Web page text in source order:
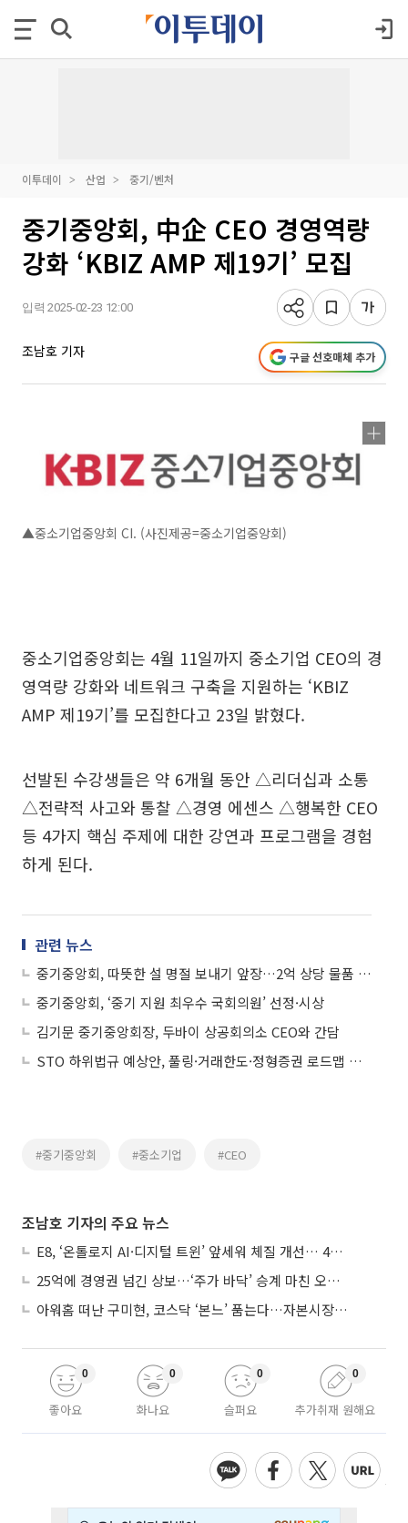
이투데이 산업 중기/벤처
중기중앙회, 中企 CEO 경영역량
강화 ‘KBIZ AMP 제19기’ 모집
입력 2025-02-23 12:00
조남호 기자 구글 선호매체 추가
▲중소기업중앙회 CI. (사진제공=중소기업중앙회)
중소기업중앙회는 4월 11일까지 중소기업 CEO의 경
영역량 강화와 네트워크 구축을 지원하는 ‘KBIZ
AMP 제19기’를 모집한다고 23일 밝혔다.
선발된 수강생들은 약 6개월 동안 △리더십과 소통
△전략적 사고와 통찰 △경영 에센스 △행복한 CEO
등 4가지 핵심 주제에 대한 강연과 프로그램을 경험
하게 된다.
관련 뉴스
중기중앙회, 따뜻한 설 명절 보내기 앞장…2억 상당 물품 소외계층 전달
중기중앙회, ‘중기 지원 최우수 국회의원’ 선정·시상
김기문 중기중앙회장, 두바이 상공회의소 CEO와 간담
STO 하위법규 예상안, 풀링·거래한도·정형증권 로드맵 제시
#중기중앙회 #중소기업 #CEO
조남호 기자의 주요 뉴스
E8, ‘온톨로지 AI·디지털 트윈’ 앞세워 체질 개선… 4분기 흑자전환 총력
25억에 경영권 넘긴 상보…‘주가 바닥’ 승계 마친 오너 2세, 주가 부양 나설까
아워홈 떠난 구미현, 코스닥 ‘본느’ 품는다…자본시장 전면 등판
좋아요
0
화나요
0
슬퍼요
0
추가취재 원해요
0